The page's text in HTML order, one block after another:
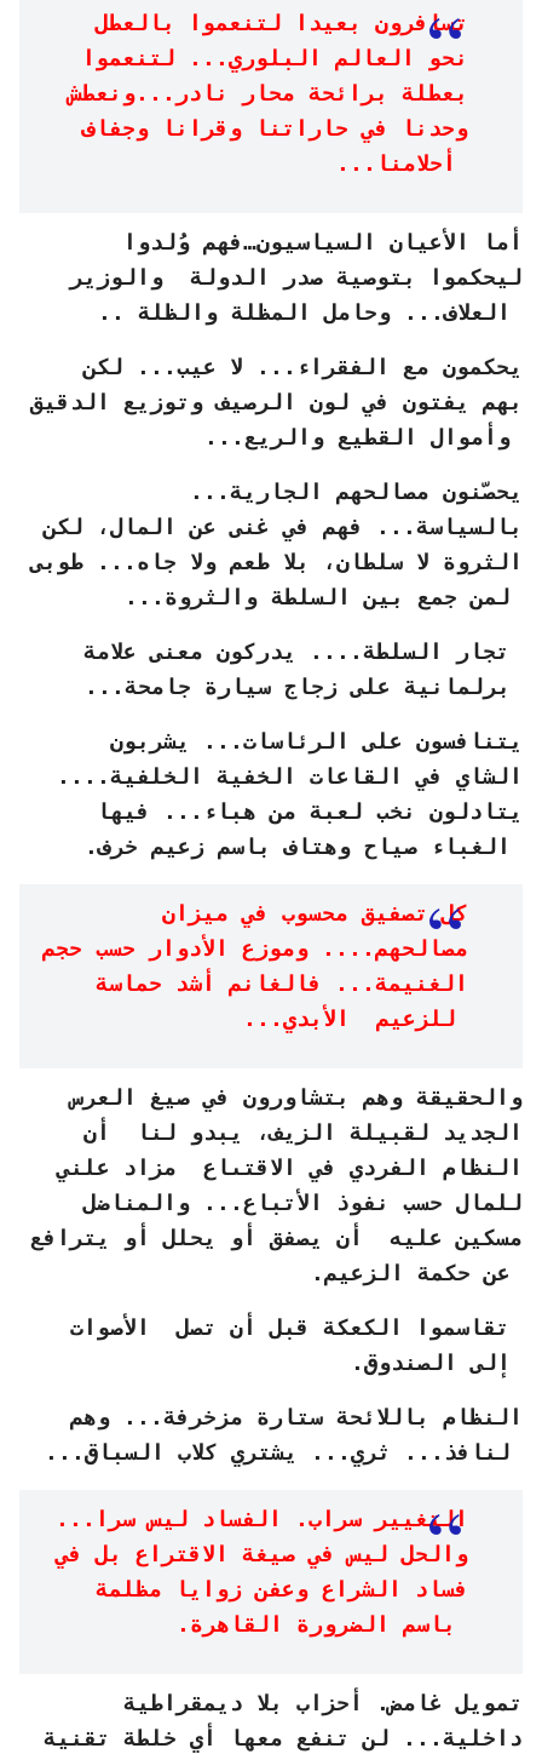
تسافرون بعيدا لتنعموا بالعطل
نحو العالم البلوري... لتنعموا
بعطلة برائحة محار نادر...ونعطش
وحدنا في حاراتنا وقرانا وجفاف
أحلامنا...
أما الأعيان السياسيون…فهم وُلدوا
ليحكموا بتوصية صدر الدولة والوزير
العلاف... وحامل المظلة والظلة ..
يحكمون مع الفقراء... لا عيب... لكن
بهم يفتون في لون الرصيف وتوزيع الدقيق
وأموال القطيع والريع...
يحصّنون مصالحهم الجارية...
بالسياسة... فهم في غنى عن المال، لكن
الثروة لا سلطان، بلا طعم ولا جاه... طوبى
لمن جمع بين السلطة والثروة...
تجار السلطة.... يدركون معنى علامة
برلمانية على زجاج سيارة جامحة...
يتنافسون على الرئاسات... يشربون
الشاي في القاعات الخفية الخلفية....
يتادلون نخب لعبة من هباء... فيها
الغباء صياح وهتاف باسم زعيم خرف.
كل تصفيق محسوب في ميزان
مصالحهم.... وموزع الأدوار حسب حجم
الغنيمة... فالغانم أشد حماسة
للزعيم الأبدي...
والحقيقة وهم بتشاورون في صيغ العرس
الجديد لقبيلة الزيف، يبدو لنا أن
النظام الفردي في الاقتىاع مزاد علني
للمال حسب نفوذ الأتباع... والمناضل
مسكين عليه أن يصفق أو يحلل أو يترافع
عن حكمة الزعيم.
تقاسموا الكعكة قبل أن تصل الأصوات
إلى الصندوق.
النظام باللائحة ستارة مزخرفة... وهم
لنافذ... ثري... يشتري كلاب السباق...
التغيير سراب. الفساد ليس سرا...
والحل ليس في صيغة الاقتراع بل في
فساد الشراع وعفن زوايا مظلمة
باسم الضرورة القاهرة.
تمويل غامض. أحزاب بلا ديمقراطية
داخلية... لن تنفع معها أي خلطة تقنية